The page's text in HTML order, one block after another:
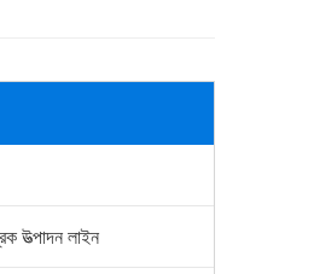
উত্পাদন লাইন